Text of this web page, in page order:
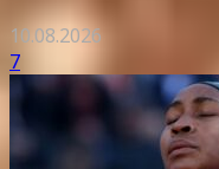
10.08.2026
7